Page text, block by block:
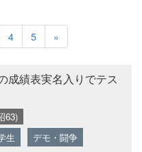
4 5 »
成績表実名入りでテス
63)
生
デモ・闘争